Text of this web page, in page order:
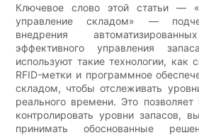
Ключевое слово этой статьи —
управление складом» —
внедрения
эффективного управления
используют такие технологии, как
RFID-метки и программное
складом, чтобы отслеживать
реального времени. Это позволяет
контролировать уровни запасов,
принимать обоснованные